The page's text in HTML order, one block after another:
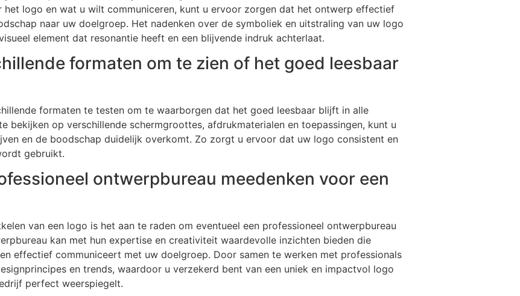
het logo en wat u wilt communiceren, kunt u ervoor zorgen dat het ontwerp effectief
naar uw doelgroep. Het nadenken over de symboliek en uitstraling van uw logo
element dat resonantie heeft en een blijvende indruk achterlaat.
formaten om te zien of het goed leesbaar
formaten te testen om te waarborgen dat het goed leesbaar blijft in alle
bekijken op verschillende schermgroottes, afdrukmaterialen en toepassingen, kunt u
en de boodschap duidelijk overkomt. Zo zorgt u ervoor dat uw logo consistent en
gebruikt.
ontwerpbureau meedenken voor een
van een logo is het aan te raden om eventueel een professioneel ontwerpbureau
kan met hun expertise en creativiteit waardevolle inzichten bieden die
effectief communiceert met uw doelgroep. Door samen te werken met professionals
en trends, waardoor u verzekerd bent van een uniek en impactvol logo
perfect weerspiegelt.